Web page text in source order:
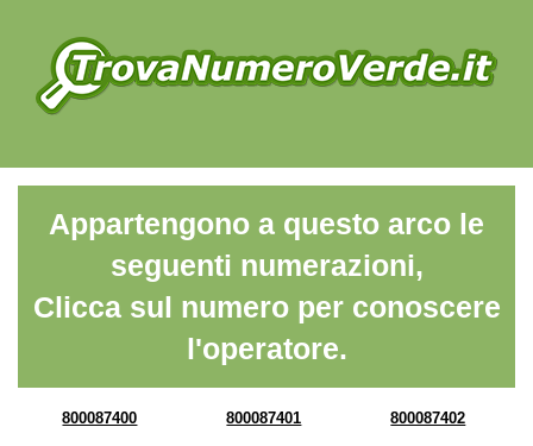
Appartengono a questo arco le
seguenti numerazioni,
Clicca sul numero per conoscere
l'operatore.
800087400 800087401 800087402